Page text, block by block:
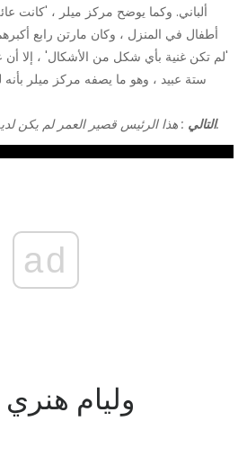
ألباني. وكما يوضح مركز ميلر ، 'كانت
أطفال في المنزل ، وكان مارتن رابع
'لم تكن غنية بأي شكل من الأشكال' ، إلا أن
ستة عبيد ، وهو ما يصفه مركز ميلر بأنه
التالي: هذا الرئيس قصير العمر لم يكن لديه فرصة كبيرة لتجميع الثروة.
ad
3. وليام